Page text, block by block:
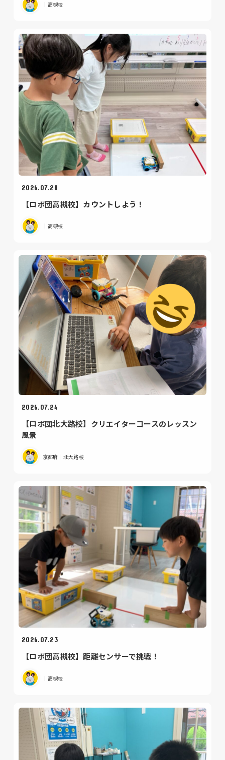
｜高槻校
2026.07.28
【ロボ団高槻校】カウントしよう！
｜高槻校
2026.07.24
【ロボ団北大路校】クリエイターコースのレッスン
風景
京都府｜北大路校
2026.07.23
【ロボ団高槻校】距離センサーで挑戦！
｜高槻校